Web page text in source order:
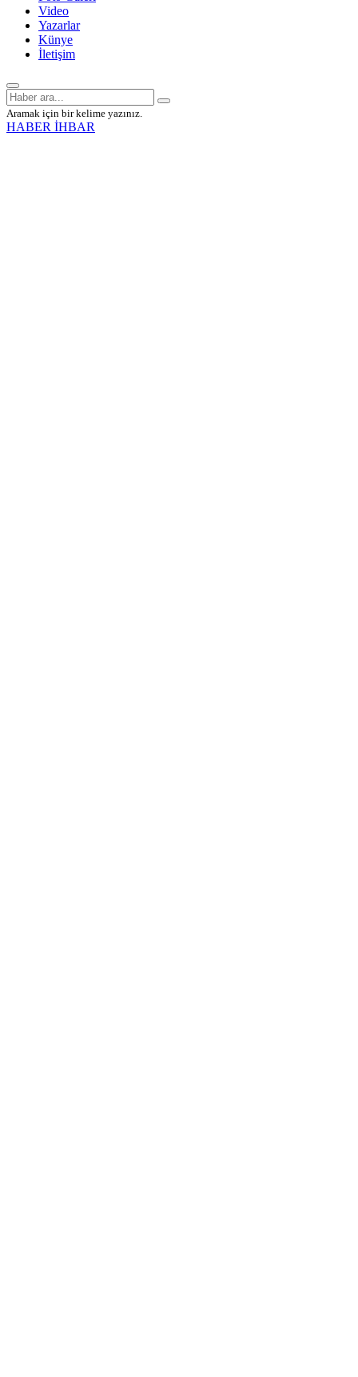
Video
Yazarlar
Künye
İletişim
Aramak için bir kelime yazınız.
HABER İHBAR